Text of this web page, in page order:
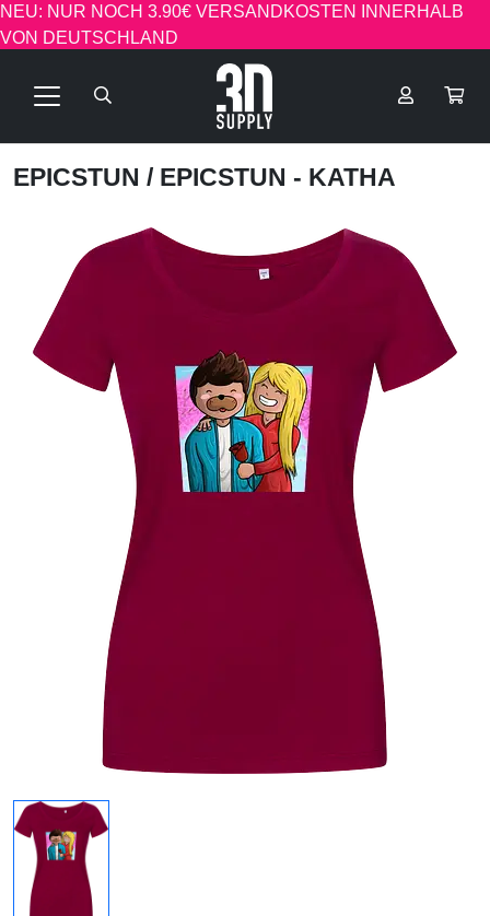
NEU: NUR NOCH 3.90€ VERSANDKOSTEN INNERHALB
VON DEUTSCHLAND
EPICSTUN / EPICSTUN - KATHA